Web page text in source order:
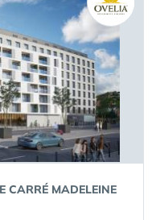
CARRÉ MADELEINE